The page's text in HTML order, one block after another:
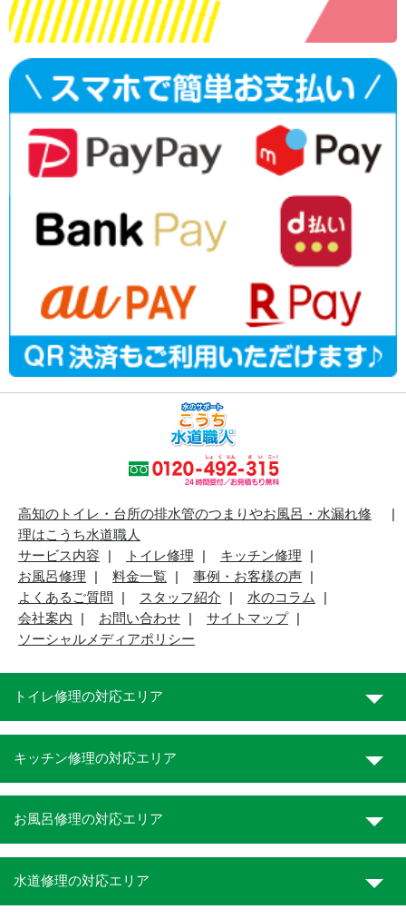
高知のトイレ・台所の排水管のつまりやお風呂・水漏れ修
理はこうち水道職人
サービス内容
トイレ修理
キッチン修理
お風呂修理
料金一覧
事例・お客様の声
よくあるご質問
スタッフ紹介
水のコラム
会社案内
お問い合わせ
サイトマップ
ソーシャルメディアポリシー
トイレ修理の対応エリア
キッチン修理の対応エリア
お風呂修理の対応エリア
水道修理の対応エリア